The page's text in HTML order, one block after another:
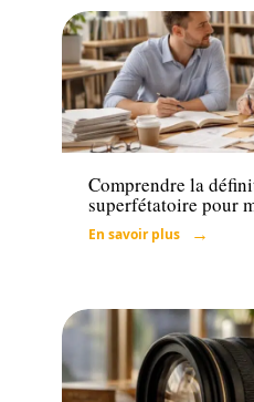
Famille
Comprendre la
superfétatoire pour
En savoir plus